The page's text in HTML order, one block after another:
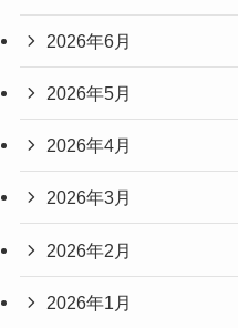
2026年6月
2026年5月
2026年4月
2026年3月
2026年2月
2026年1月